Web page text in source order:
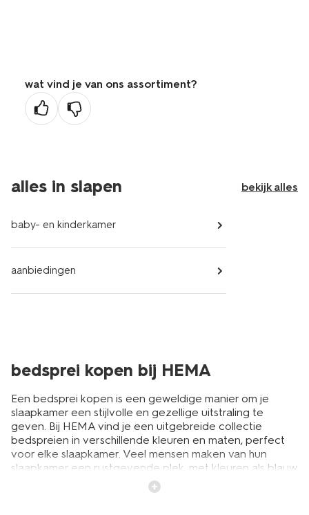
wat vind je van ons assortiment?
alles in slapen bekijk alles
baby- en kinderkamer
aanbiedingen
bedsprei kopen bij HEMA
Een bedsprei kopen is een geweldige manier om je
slaapkamer een stijlvolle en gezellige uitstraling te
geven. Bij HEMA vind je een uitgebreide collectie
bedspreien in verschillende kleuren en maten, perfect
voor elke slaapkamer. Veel mensen maken van hun
slaapkamer een rustgevende plek, met kleuren als blauw
of groen bijvoorbeeld. Een bedsprei in zo’n rustige kleur
zorgt direct voor een fijne sfeer zodat je heerlijk kunt